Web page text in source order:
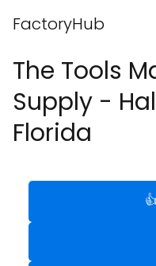
FactoryHub
The Tools
Supply -
Florida